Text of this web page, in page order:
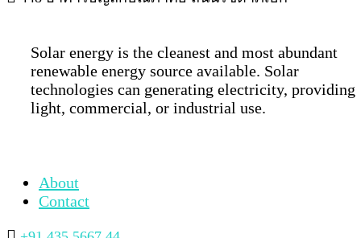
Solar energy is the cleanest and most abundant
renewable energy source available. Solar
technologies can generating electricity, providing
light, commercial, or industrial use.
About
Contact